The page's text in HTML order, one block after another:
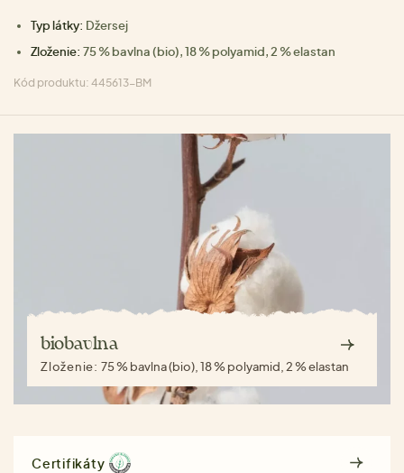
Typ látky: Džersej
Zloženie: 75 % bavlna (bio), 18 % polyamid, 2 % elastan
Kód produktu: 445613-BM
biobavlna
Zloženie: 75 % bavlna (bio), 18 % polyamid, 2 % elastan
Certifikáty